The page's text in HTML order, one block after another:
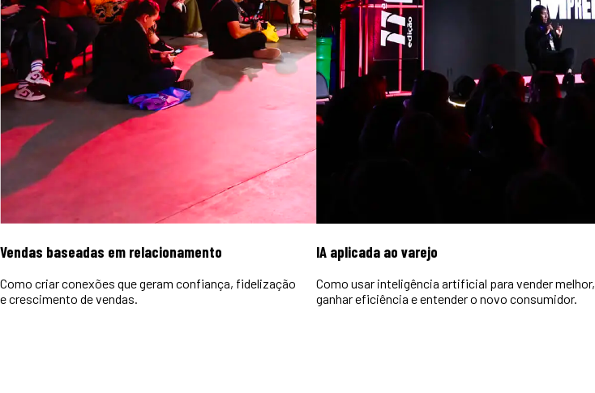
Vendas baseadas em relacionamento
Como criar conexões que geram confiança, fidelização
e crescimento de vendas.
IA aplicada ao varejo
Como usar inteligência artificial para vender melhor,
ganhar eficiência e entender o novo consumidor.